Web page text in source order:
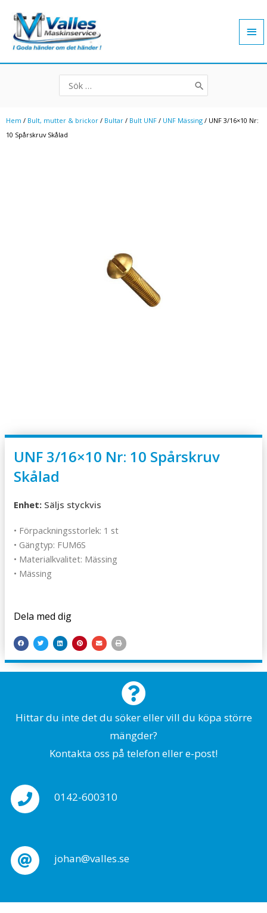
innehåll
Search
for:
Hem / Bult, mutter & brickor / Bultar / Bult UNF / UNF Mässing / UNF 3/16×10 Nr:
10 Spårskruv Skålad
UNF 3/16×10 Nr: 10 Spårskruv
Skålad
Enhet: Säljs styckvis
• Förpackningsstorlek: 1 st
• Gängtyp: FUM6S
• Materialkvalitet: Mässing
• Mässing
Dela med dig
Hittar du inte det du söker eller vill du köpa större
mängder?
Kontakta oss på telefon eller e-post!
0142-600310
johan@valles.se